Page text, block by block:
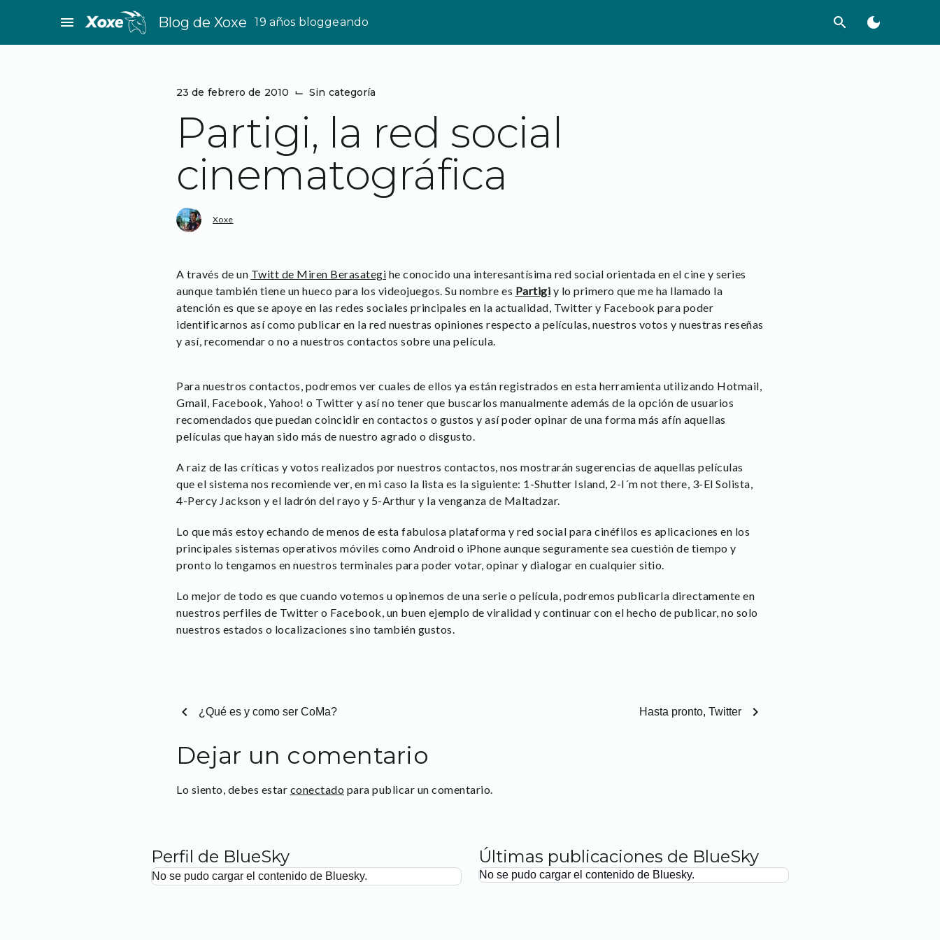
menu Blog de Xoxe 19 años bloggeando search dark_mode
23 de febrero de 2010 ⌙ Sin categoría
Partigi, la red social
cinematográfica
Xoxe
A través de un Twitt de Miren Berasategi he conocido una interesantísima red social orientada en el cine y series
aunque también tiene un hueco para los videojuegos. Su nombre es Partigi y lo primero que me ha llamado la
atención es que se apoye en las redes sociales principales en la actualidad, Twitter y Facebook para poder
identificarnos así como publicar en la red nuestras opiniones respecto a películas, nuestros votos y nuestras reseñas
y así, recomendar o no a nuestros contactos sobre una película.
Para nuestros contactos, podremos ver cuales de ellos ya están registrados en esta herramienta utilizando Hotmail,
Gmail, Facebook, Yahoo! o Twitter y así no tener que buscarlos manualmente además de la opción de usuarios
recomendados que puedan coincidir en contactos o gustos y así poder opinar de una forma más afín aquellas
películas que hayan sido más de nuestro agrado o disgusto.
A raiz de las críticas y votos realizados por nuestros contactos, nos mostrarán sugerencias de aquellas películas
que el sistema nos recomiende ver, en mi caso la lista es la siguiente: 1-Shutter Island, 2-I´m not there, 3-El Solista,
4-Percy Jackson y el ladrón del rayo y 5-Arthur y la venganza de Maltadzar.
Lo que más estoy echando de menos de esta fabulosa plataforma y red social para cinéfilos es aplicaciones en los
principales sistemas operativos móviles como Android o iPhone aunque seguramente sea cuestión de tiempo y
pronto lo tengamos en nuestros terminales para poder votar, opinar y dialogar en cualquier sitio.
Lo mejor de todo es que cuando votemos u opinemos de una serie o película, podremos publicarla directamente en
nuestros perfiles de Twitter o Facebook, un buen ejemplo de viralidad y continuar con el hecho de publicar, no solo
nuestros estados o localizaciones sino también gustos.
chevron_left ¿Qué es y como ser CoMa? Hasta pronto, Twitter chevron_right
Dejar un comentario
Lo siento, debes estar conectado para publicar un comentario.
Perfil de BlueSky
No se pudo cargar el contenido de Bluesky.
Últimas publicaciones de BlueSky
No se pudo cargar el contenido de Bluesky.